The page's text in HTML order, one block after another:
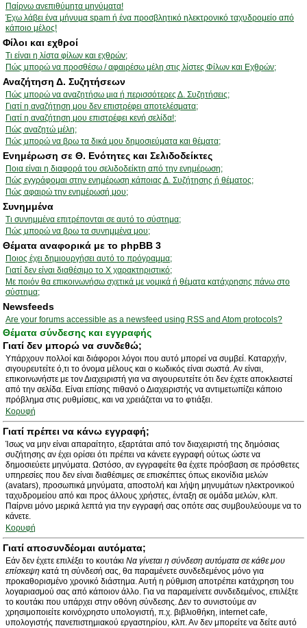
Παίρνω ανεπιθύμητα μηνύματα!
Έχω λάβει ένα μήνυμα spam ή ένα προσβλητικό ηλεκτρονικό ταχυδρομείο από
κάποιο μέλος!
Φίλοι και εχθροί
Τι είναι η λίστα φίλων και εχθρών;
Πώς μπορώ να προσθέσω / αφαιρέσω μέλη στις λίστες Φίλων και Εχθρών;
Αναζήτηση Δ. Συζητήσεων
Πώς μπορώ να αναζητήσω μια ή περισσότερες Δ. Συζητήσεις;
Γιατί η αναζήτηση μου δεν επιστρέφει αποτελέσματα;
Γιατί η αναζήτηση μου επιστρέφει κενή σελίδα!;
Πώς αναζητώ μέλη;
Πώς μπορώ να βρω τα δικά μου δημοσιεύματα και θέματα;
Ενημέρωση σε Θ. Ενότητες και Σελιδοδείκτες
Ποια είναι η διαφορά του σελιδοδείκτη από την ενημέρωση;
Πώς εγγράφομαι στην ενημέρωση κάποιας Δ. Συζήτησης ή θέματος;
Πώς αφαιρώ την ενημέρωσή μου;
Συνημμένα
Τι συνημμένα επιτρέπονται σε αυτό το σύστημα;
Πώς μπορώ να βρω τα συνημμένα μου;
Θέματα αναφορικά με το phpBB 3
Ποιος έχει δημιουργήσει αυτό το πρόγραμμα;
Γιατί δεν είναι διαθέσιμο το Χ χαρακτηριστικό;
Με ποιόν θα επικοινωνήσω σχετικά με νομικά ή θέματα κατάχρησης πάνω στο
σύστημα;
Newsfeeds
Are your forums accessible as a newsfeed using RSS and Atom protocols?
Θέματα σύνδεσης και εγγραφής
Γιατί δεν μπορώ να συνδεθώ;
Υπάρχουν πολλοί και διάφοροι λόγοι που αυτό μπορεί να συμβεί. Καταρχήν,
σιγουρευτείτε ό,τι το όνομα μέλους και ο κωδικός είναι σωστά. Αν είναι,
επικοινωνήστε με τον Διαχειριστή για να σιγουρευτείτε ότι δεν έχετε αποκλειστεί
από την σελίδα. Είναι επίσης πιθανό ο Διαχειριστής να αντιμετωπίζει κάποιο
πρόβλημα στις ρυθμίσεις, και να χρειάζεται να το φτιάξει.
Κορυφή
Γιατί πρέπει να κάνω εγγραφή;
Ίσως να μην είναι απαραίτητο, εξαρτάται από τον διαχειριστή της δημόσιας
συζήτησης αν έχει ορίσει ότι πρέπει να κάνετε εγγραφή ούτως ώστε να
δημοσιεύετε μηνύματα. Ωστόσο, αν εγγραφείτε θα έχετε πρόσβαση σε πρόσθετες
υπηρεσίες που δεν είναι διαθέσιμες σε επισκέπτες όπως εικονίδια μελών
(avatars), προσωπικά μηνύματα, αποστολή και λήψη μηνυμάτων ηλεκτρονικού
ταχυδρομείου από και προς άλλους χρήστες, ένταξη σε ομάδα μελών, κλπ.
Παίρνει μόνο μερικά λεπτά για την εγγραφή σας οπότε σας συμβουλεύουμε να το
κάνετε.
Κορυφή
Γιατί αποσυνδέομαι αυτόματα;
Εάν δεν έχετε επιλέξει το κουτάκι Να γίνεται η σύνδεση αυτόματα σε κάθε μου
επίσκεψη κατά τη σύνδεσή σας, θα παραμένετε συνδεδεμένος μόνο για
προκαθορισμένο χρονικό διάστημα. Αυτή η ρύθμιση αποτρέπει κατάχρηση του
λογαριασμού σας από κάποιον άλλο. Για να παραμείνετε συνδεδεμένος, επιλέξτε
το κουτάκι που υπάρχει στην οθόνη σύνδεσης. Δεν το συνιστούμε αν
χρησιμοποιείτε κοινόχρηστο υπολογιστή, π.χ. βιβλιοθήκη, internet cafe,
υπολογιστής πανεπιστημιακού εργαστηρίου, κλπ. Αν δεν μπορείτε να δείτε αυτό